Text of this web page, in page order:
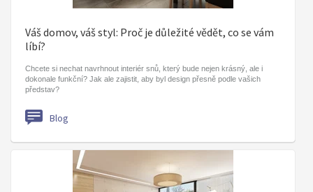
Váš domov, váš styl: Proč je důležité vědět, co se vám
líbí?
Chcete si nechat navrhnout interiér snů, který bude nejen krásný, ale i
dokonale funkční? Jak ale zajistit, aby byl design přesně podle vašich
představ?
Blog